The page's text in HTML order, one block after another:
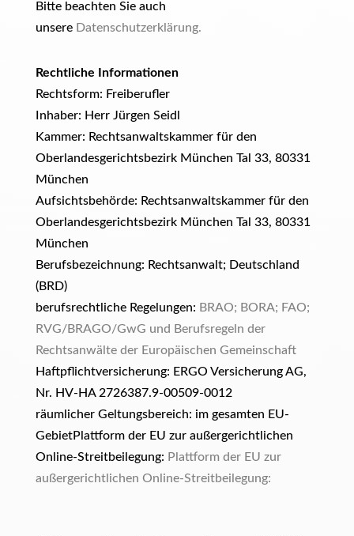
Bitte beachten Sie auch
unsere Datenschutzerklärung.
Rechtliche Informationen
Rechtsform: Freiberufler
Inhaber: Herr Jürgen Seidl
Kammer: Rechtsanwaltskammer für den
Oberlandesgerichtsbezirk München Tal 33, 80331
München
Aufsichtsbehörde: Rechtsanwaltskammer für den
Oberlandesgerichtsbezirk München Tal 33, 80331
München
Berufsbezeichnung: Rechtsanwalt; Deutschland
(BRD)
berufsrechtliche Regelungen: BRAO; BORA; FAO;
RVG/BRAGO/GwG und Berufsregeln der
Rechtsanwälte der Europäischen Gemeinschaft
Haftpflichtversicherung: ERGO Versicherung AG,
Nr. HV-HA 2726387.9-00509-0012
räumlicher Geltungsbereich: im gesamten EU-
GebietPlattform der EU zur außergerichtlichen
Online-Streitbeilegung: Plattform der EU zur
außergerichtlichen Online-Streitbeilegung: